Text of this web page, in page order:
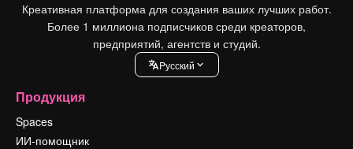
Креативная платформа для создания ваших лучших работ.
Более 1 миллиона подписчиков среди креаторов,
предприятий, агентств и студий.
Pусский
Продукция
Spaces
ИИ-помощник